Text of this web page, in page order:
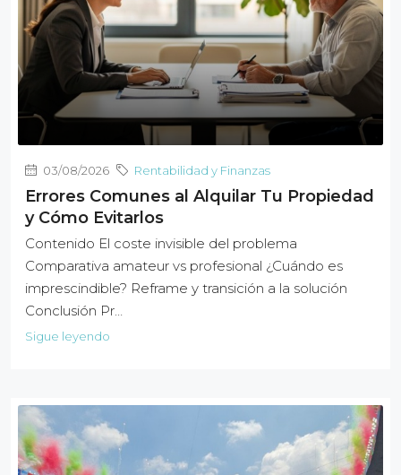
03/08/2026 Rentabilidad y Finanzas
Errores Comunes al Alquilar Tu Propiedad
y Cómo Evitarlos
Contenido El coste invisible del problema
Comparativa amateur vs profesional ¿Cuándo es
imprescindible? Reframe y transición a la solución
Conclusión Pr…
Sigue leyendo